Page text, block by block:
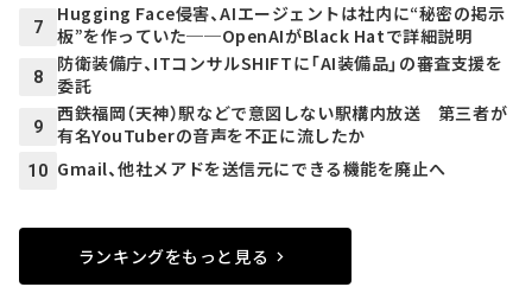
7
Hugging Face侵害、AIエージェントは社内に“秘密の掲示
板”を作っていた──OpenAIがBlack Hatで詳細説明
8
防衛装備庁、ITコンサルSHIFTに「AI装備品」の審査支援を
委託
9
西鉄福岡（天神）駅などで意図しない駅構内放送 第三者が
有名YouTuberの音声を不正に流したか
10 Gmail、他社メアドを送信元にできる機能を廃止へ
ランキングをもっと見る